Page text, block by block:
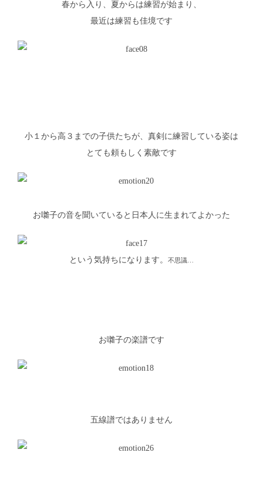
春から入り、夏からは練習が始まり、
最近は練習も佳境です
小１から高３までの子供たちが、真剣に練習している姿は
とても頼もしく素敵です
お囃子の音を聞いていると日本人に生まれてよかった
という気持ちになります。 不思議…
お囃子の楽譜です
五線譜ではありません